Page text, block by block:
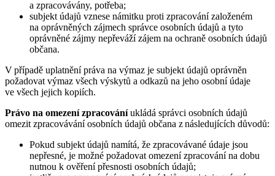
a zpracovávány, potřeba;
subjekt údajů vznese námitku proti zpracování založeném
na oprávněných zájmech správce osobních údajů a tyto
oprávněné zájmy nepřeváží zájem na ochraně osobních údajů
občana.
V případě uplatnění práva na výmaz je subjekt údajů oprávněn
požadovat výmaz všech výskytů a odkazů na jeho osobní údaje
ve všech jejich kopiích.
Právo na omezení zpracováníukládá správci osobních údajů
omezit zpracovávání osobních údajů občana z následujících důvodů:
Pokud subjekt údajů namítá, že zpracovávané údaje jsou
nepřesné, je možné požadovat omezení zpracování na dobu
nutnou k ověření přesnosti osobních údajů;